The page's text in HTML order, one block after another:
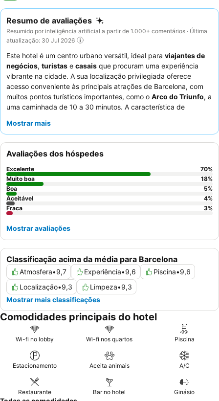
Resumo de avaliações
Resumido por inteligência artificial a partir de 1.000+ comentários · Última
atualização: 30 Jul 2026
Este hotel é um centro urbano versátil, ideal para viajantes de
negócios, turistas e casais que procuram uma experiência
vibrante na cidade. A sua localização privilegiada oferece
acesso conveniente às principais atrações de Barcelona, com
muitos pontos turísticos importantes, como o Arco do Triunfo, a
uma caminhada de 10 a 30 minutos. A característica de
cobertura, que proporciona uma agradável fuga acima da
receção
pela sua excepcional prestatividade e o extenso,
variado e deliciosobuffet de pequeno-almoço
estadia verdadeiramente memorável, considere reservar um
quarto num andar superior para desfrutar de vistas
impressionantes da cidade.
Mostrar mais
Classificação acima da média para Barcelona
Atmosfera•9,7 Experiência•9,6 Piscina•9,6
Localização•9,3 Limpeza•9,3
Mostrar mais classificações
Avaliações dos hóspedes
Excelente 70%
Muito boa
18%
Boa
5%
Aceitável
4%
Fraca
3%
Mostrar avaliações
Comodidades principais do hotel
Wi-fi no lobby Wi-fi nos quartos Piscina
Estacionamento Aceita animais A/C
Restaurante Bar no hotel Ginásio